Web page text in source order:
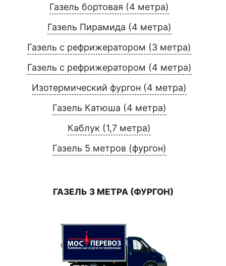
Газель бортовая (4 метра)
Газель Пирамида (4 метра)
Газель с рефрижератором (3 метра)
Газель с рефрижератором (4 метра)
Изотермический фургон (4 метра)
Газель Катюша (4 метра)
Каблук (1,7 метра)
Газель 5 метров (фургон)
ГАЗЕЛЬ 3 МЕТРА (ФУРГОН)